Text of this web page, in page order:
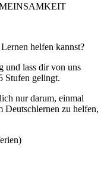
helfen kannst?
und lass dir von uns
Stufen gelingt.
nur darum, einmal
Deutschlernen zu helfen,